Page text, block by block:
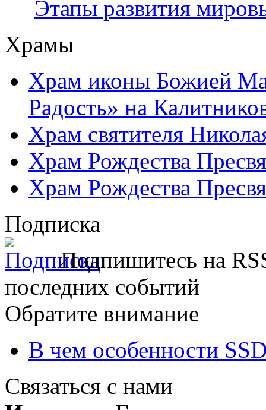
Этапы развития
Храмы
Храм иконы Божией
Радость» на
Храм святителя
Храм Рождества
Храм Рождества
Подписка
Подпишитесь на
последних событий
Обратите внимание
В чем особенности
Связаться с нами